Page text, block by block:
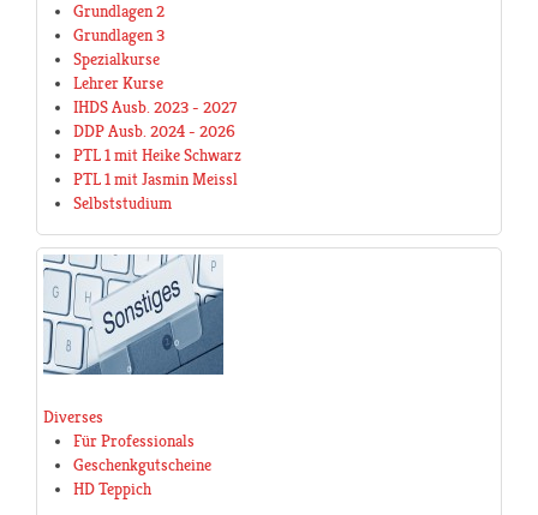
Grundlagen 2
Grundlagen 3
Spezialkurse
Lehrer Kurse
IHDS Ausb. 2023 - 2027
DDP Ausb. 2024 - 2026
PTL 1 mit Heike Schwarz
PTL 1 mit Jasmin Meissl
Selbststudium
Diverses
Für Professionals
Geschenkgutscheine
HD Teppich